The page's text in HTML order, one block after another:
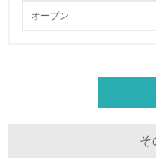
油、ガス）の使用量削減の
<L2> 資源とエネルギーの使
オープン
そ